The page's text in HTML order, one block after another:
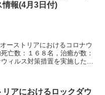
情報(4月3日付)
ーストリアにおけるコロナウ
亡数：１６８名，治癒が数：
ィルス対策措置を実施したお
リアにおけるロックダウ